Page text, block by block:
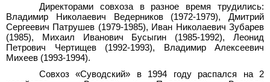
Директорами совхоза в разное время трудились:
Владимир Николаевич Ведерников (1972-1979), Дмитрий
Сергеевич Патрушев (1979-1985), Иван Николаевич Зубарев
(1985), Михаил Иванович Бусыгин (1985-1992), Леонид
Петрович Чертищев (1992-1993), Владимир Алексеевич
Михеев (1993-1994).
Совхоз «Суводский» в 1994 году распался на 2